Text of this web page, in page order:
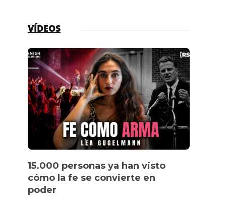
VÍDEOS
15.000 personas ya han visto
cómo la fe se convierte en
poder